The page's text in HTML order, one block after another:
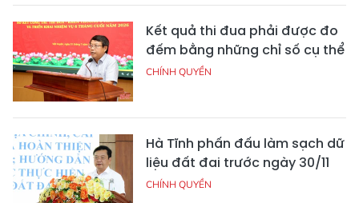
Kết quả thi đua phải được đo
đếm bằng những chỉ số cụ thể
CHÍNH QUYỀN
Hà Tĩnh phấn đấu làm sạch dữ
liệu đất đai trước ngày 30/11
CHÍNH QUYỀN